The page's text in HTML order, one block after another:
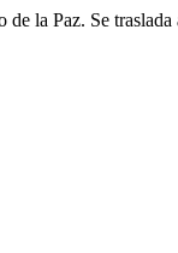
la Paz. Se